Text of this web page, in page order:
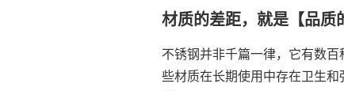
材质的差距，就是【品质
不锈钢并非千篇一律，它有数
些材质在长期使用中存在卫生